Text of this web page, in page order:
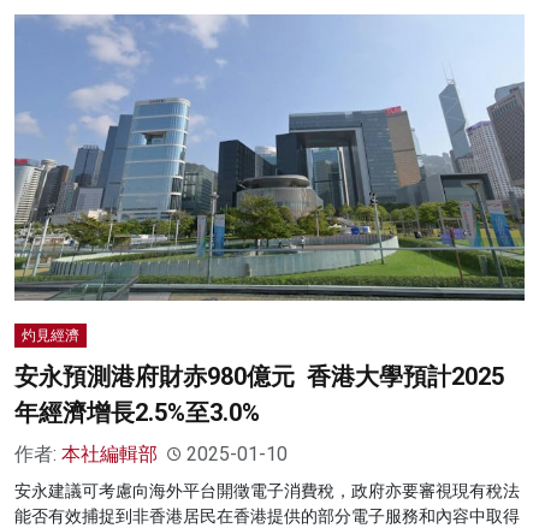
灼見經濟
安永預測港府財赤980億元 香港大學預計2025
年經濟增長2.5%至3.0%
作者: 本社編輯部 2025-01-10
安永建議可考慮向海外平台開徵電子消費稅，政府亦要審視現有稅法
能否有效捕捉到非香港居民在香港提供的部分電子服務和內容中取得